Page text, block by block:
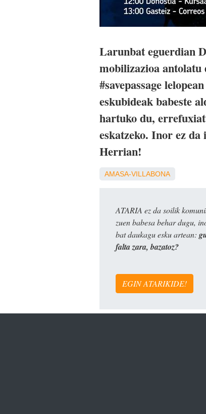
Larunbat eguerdian
mobilizazioa
#savepassage
eskubideak babeste
hartuko du,
eskatzeko. Inor ez
Herrian!
AMASA-VILLABONA
ATARIA ez da soilik
zuen babesa behar dugu,
bat daukagu esku artean:
falta zara, bazatoz?
EGIN ATARIKIDE!